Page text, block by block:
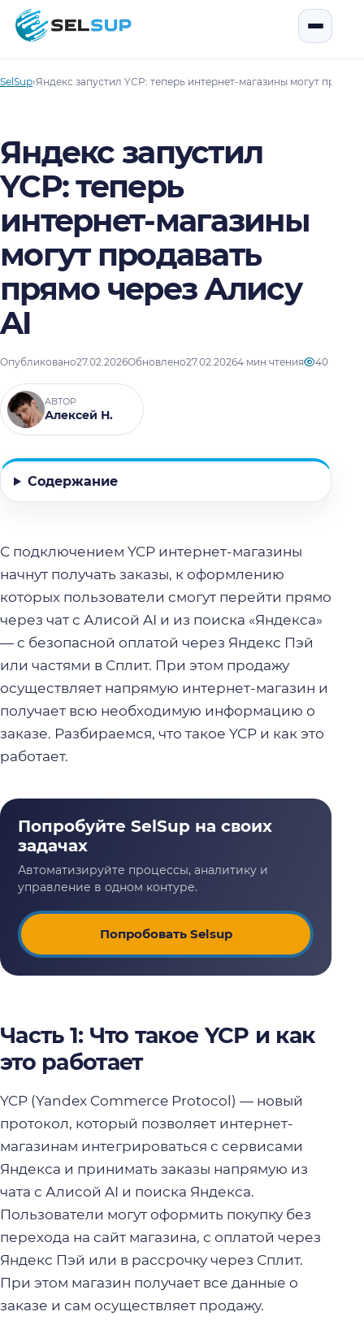
SelSup
SelSup›Яндекс запустил YCP: теперь интернет-магазины могут
Яндекс запустил
YCP: теперь
интернет-магазины
могут продавать
прямо через Алису
AI
Опубликовано27.02.2026Обновлено27.02.20264 мин чтения 40
АВТОР
Алексей Н.
Содержание
С подключением YCP интернет-магазины
начнут получать заказы, к оформлению
которых пользователи смогут перейти прямо
через чат с Алисой AI и из поиска «Яндекса»
— с безопасной оплатой через Яндекс Пэй
или частями в Сплит. При этом продажу
осуществляет напрямую интернет-магазин и
получает всю необходимую информацию о
заказе. Разбираемся, что такое YCP и как это
работает.
Попробовать Selsup
Часть 1: Что такое YCP и как
это работает
YCP (Yandex Commerce Protocol) — новый
протокол, который позволяет интернет-
магазинам интегрироваться с сервисами
Яндекса и принимать заказы напрямую из
чата с Алисой AI и поиска Яндекса.
Пользователи могут оформить покупку без
перехода на сайт магазина, с оплатой через
Яндекс Пэй или в рассрочку через Сплит.
При этом магазин получает все данные о
заказе и сам осуществляет продажу.